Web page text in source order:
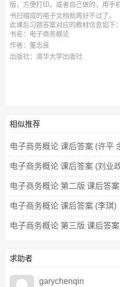
版，方便打印。或者自己做的，用手
书扫描成的电子文档就再好不过了。
此课后习题答案对应的教材信息如下：
书名：电子商务概论
作者：董志良
出版社：清华大学出版社
相似推荐
电子商务概论 课后答案 (许平
电子商务概论 课后答案 (刘业
电子商务概论 第二版 课后答
电子商务概论 课后答案 (李琪)
电子商务概论 第三版 课后答
求助者
garychenqin